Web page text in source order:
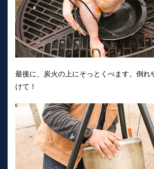
最後に、炭火の上にそっとくべます。倒れ
けて！